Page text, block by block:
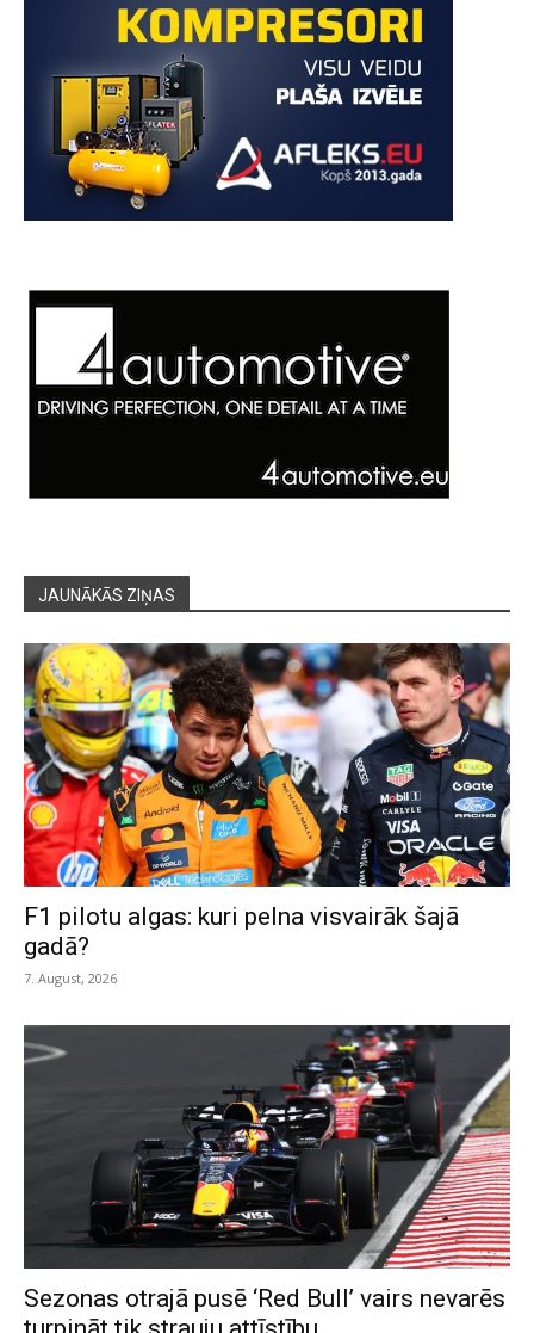
JAUNĀKĀS ZIŅAS
F1 pilotu algas: kuri pelna visvairāk šajā
gadā?
7. August, 2026
Sezonas otrajā pusē ‘Red Bull’ vairs nevarēs